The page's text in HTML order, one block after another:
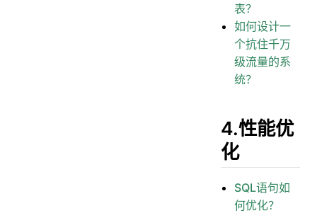
表？
如何设计一
个抗住千万
级流量的系
统？
4.性能优
化
SQL语句如
何优化？